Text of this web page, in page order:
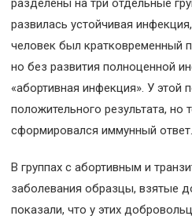
разделены на три отдельные
развилась устойчивая
человек был кратковременный
но без развития полноценной
«абортивная инфекция». У этой
положительного результата, но
сформировался иммунный ответ.
В группах с абортивным и
заболевания образцы, взятые
показали, что у этих